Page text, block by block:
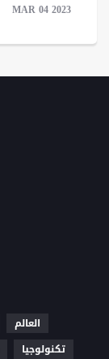
MAR 04 2023
العالم
تكنولوجيا